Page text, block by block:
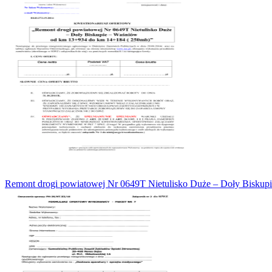
Remont drogi powiatowej Nr 0649T Nietulisko Duże – Doły